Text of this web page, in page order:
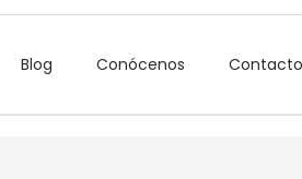
Blog Conócenos Contacto